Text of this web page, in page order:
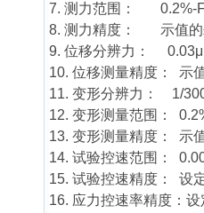
7. 测力范围： 0.2%-
8. 测力精度： 示值的
9. 位移分辨力：
10. 位移测量精度： 示
11. 变形分辨力： 1/
12. 变形测量范围：
13. 变形测量精度： 示
14. 试验控速范围：
15. 试验控速精度： 设
16. 应力控速率精度：